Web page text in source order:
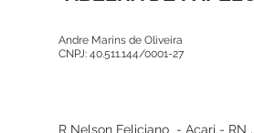
Andre Marins de Oliveira
CNPJ: 40.511.144/0001-27
R Nelson Feliciano - Acari - RN